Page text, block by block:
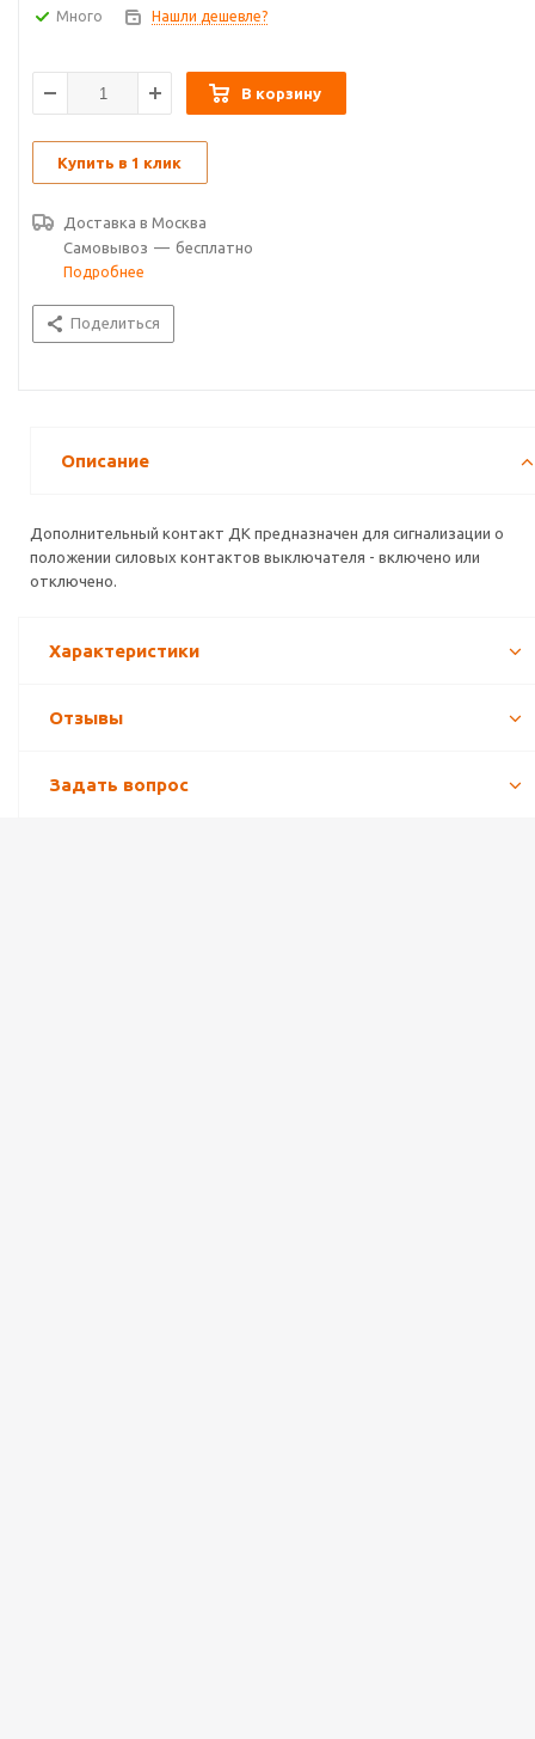
Много Нашли дешевле?
В корзину
Купить в 1 клик
Доставка в Москва
Самовывоз — бесплатно
Подробнее
Поделиться
Описание
Дополнительный контакт ДК предназначен для сигнализации о
положении силовых контактов выключателя - включено или
отключено.
Характеристики
Отзывы
Задать вопрос